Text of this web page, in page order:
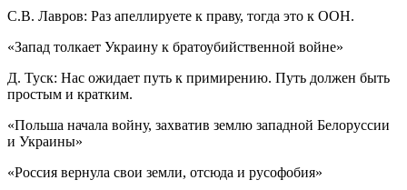
С.В. Лавров: Раз апеллируете к праву, тогда это к ООН.
«Запад толкает Украину к братоубийственной войне»
Д. Туск: Нас ожидает путь к примирению. Путь должен быть
простым и кратким.
«Польша начала войну, захватив землю западной Белоруссии
и Украины»
«Россия вернула свои земли, отсюда и русофобия»